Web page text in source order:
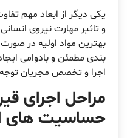
یکی دیگر از ابعاد مهم
و تاثیر مهارت نیروی
بهترین مواد اولیه در صورت
بندی مطمئن و بادوامی
اجرا و تخصص مجریان
مراحل اجرای
حساسیت های